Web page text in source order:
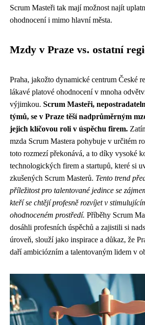
Scrum Masteři tak mají možnost najít
ohodnocení i mimo hlavní města.
Mzdy v Praze vs. ostatní
Praha, jakožto dynamické centrum České
lákavé platové ohodnocení v mnoha
výjimkou. Scrum Masteři,
týmů, se v Praze těší nadprůměrným
jejich klíčovou roli v úspěchu firem.
mzda Scrum Mastera pohybuje v určitém
toto rozmezí překonává, a to díky vysoké
technologických firem a startupů, které si
zkušených Scrum Masterů. Tento trend
příležitost pro talentované jedince se
kteří se chtějí profesně rozvíjet v
ohodnoceném prostředí. Příběhy Scrum
dosáhli profesních úspěchů a zajistili si
úroveň, slouží jako inspirace a důkaz, že
daří ambiciózním a talentovaným lidem v